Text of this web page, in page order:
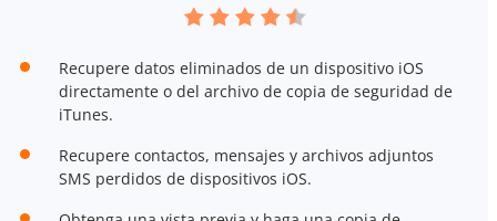
Recupere datos eliminados de un dispositivo iOS
directamente o del archivo de copia de seguridad de
iTunes.
Recupere contactos, mensajes y archivos adjuntos
SMS perdidos de dispositivos iOS.